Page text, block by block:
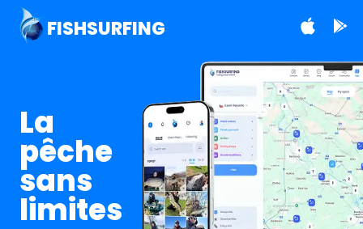
FISHSURFING
La
pêche
sans
limites